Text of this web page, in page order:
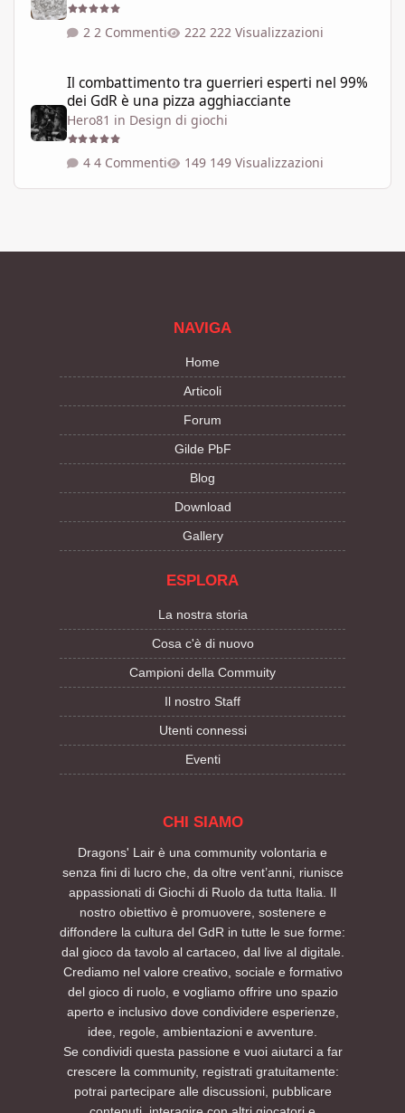
2 Commenti 222 Visualizzazioni
Il combattimento tra guerrieri esperti nel 99%
dei GdR è una pizza agghiacciante
Hero81 in Design di giochi
4 Commenti 149 Visualizzazioni
NAVIGA
Home
Articoli
Forum
Gilde PbF
Blog
Download
Gallery
ESPLORA
La nostra storia
Cosa c'è di nuovo
Campioni della Commuity
Il nostro Staff
Utenti connessi
Eventi
CHI SIAMO
Dragons' Lair è una community volontaria e
senza fini di lucro che, da oltre vent’anni, riunisce
appassionati di Giochi di Ruolo da tutta Italia. Il
nostro obiettivo è promuovere, sostenere e
diffondere la cultura del GdR in tutte le sue forme:
dal gioco da tavolo al cartaceo, dal live al digitale.
Crediamo nel valore creativo, sociale e formativo
del gioco di ruolo, e vogliamo offrire uno spazio
aperto e inclusivo dove condividere esperienze,
idee, regole, ambientazioni e avventure.
Se condividi questa passione e vuoi aiutarci a far
crescere la community, registrati gratuitamente:
potrai partecipare alle discussioni, pubblicare